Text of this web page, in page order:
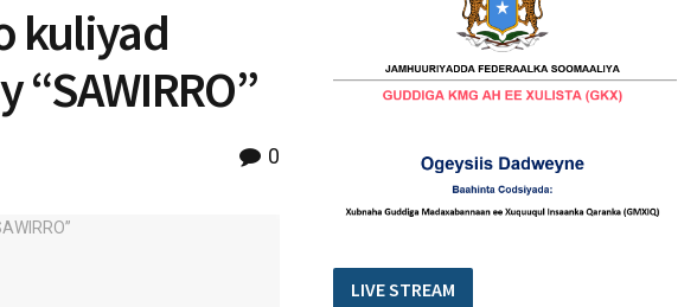
kuliyad
0
LIVE STREAM